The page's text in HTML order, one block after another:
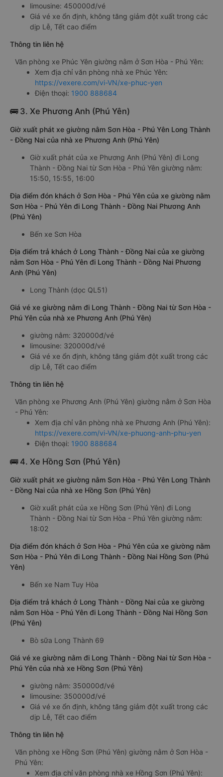
limousine: 450000đ/vé
Giá vé xe ổn định, không tăng giảm đột xuất trong các
dịp Lễ, Tết cao điểm
Thông tin liên hệ
Văn phòng xe Phúc Yên giường nằm ở Sơn Hòa - Phú Yên:
Xem địa chỉ văn phòng nhà xe Phúc Yên:
https://vexere.com/vi-VN/xe-phuc-yen
Điện thoại: 1900 888684
🚌 3. Xe Phương Anh (Phú Yên)
Giờ xuất phát xe giường nằm Sơn Hòa - Phú Yên Long Thành
- Đồng Nai của nhà xe Phương Anh (Phú Yên)
Giờ xuất phát của xe Phương Anh (Phú Yên) đi Long
Thành - Đồng Nai từ Sơn Hòa - Phú Yên giường nằm:
15:50, 15:55, 16:00
Địa điểm đón khách ở Sơn Hòa - Phú Yên của xe giường nằm
Sơn Hòa - Phú Yên đi Long Thành - Đồng Nai Phương Anh
(Phú Yên)
Bến xe Sơn Hòa
Địa điểm trả khách ở Long Thành - Đồng Nai của xe giường
nằm Sơn Hòa - Phú Yên đi Long Thành - Đồng Nai Phương
Anh (Phú Yên)
Long Thành (dọc QL51)
Giá vé xe giường nằm đi Long Thành - Đồng Nai từ Sơn Hòa -
Phú Yên của nhà xe Phương Anh (Phú Yên)
giường nằm: 320000đ/vé
limousine: 320000đ/vé
Giá vé xe ổn định, không tăng giảm đột xuất trong các
dịp Lễ, Tết cao điểm
Thông tin liên hệ
Văn phòng xe Phương Anh (Phú Yên) giường nằm ở Sơn Hòa
- Phú Yên:
Xem địa chỉ văn phòng nhà xe Phương Anh (Phú Yên):
https://vexere.com/vi-VN/xe-phuong-anh-phu-yen
Điện thoại: 1900 888684
🚌 4. Xe Hồng Sơn (Phú Yên)
Giờ xuất phát xe giường nằm Sơn Hòa - Phú Yên Long Thành
- Đồng Nai của nhà xe Hồng Sơn (Phú Yên)
Giờ xuất phát của xe Hồng Sơn (Phú Yên) đi Long
Thành - Đồng Nai từ Sơn Hòa - Phú Yên giường nằm:
18:02
Địa điểm đón khách ở Sơn Hòa - Phú Yên của xe giường nằm
Sơn Hòa - Phú Yên đi Long Thành - Đồng Nai Hồng Sơn (Phú
Yên)
Bến xe Nam Tuy Hòa
Địa điểm trả khách ở Long Thành - Đồng Nai của xe giường
nằm Sơn Hòa - Phú Yên đi Long Thành - Đồng Nai Hồng Sơn
(Phú Yên)
Bò sữa Long Thành 69
Giá vé xe giường nằm đi Long Thành - Đồng Nai từ Sơn Hòa -
Phú Yên của nhà xe Hồng Sơn (Phú Yên)
giường nằm: 350000đ/vé
limousine: 350000đ/vé
Giá vé xe ổn định, không tăng giảm đột xuất trong các
dịp Lễ, Tết cao điểm
Thông tin liên hệ
Văn phòng xe Hồng Sơn (Phú Yên) giường nằm ở Sơn Hòa -
Phú Yên:
Xem địa chỉ văn phòng nhà xe Hồng Sơn (Phú Yên):